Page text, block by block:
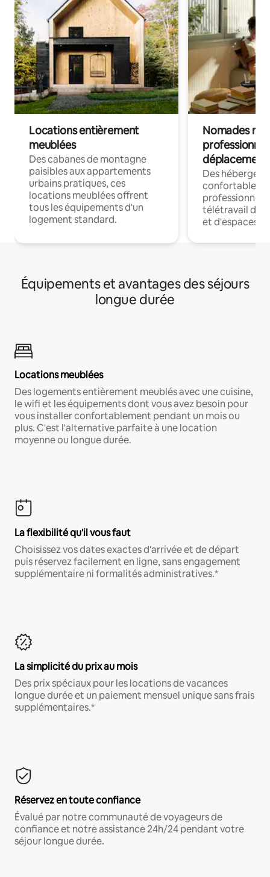
Locations entièrement
meublées
Des cabanes de montagne
paisibles aux appartements
urbains pratiques, ces
locations meublées offrent
tous les équipements d'un
logement standard.
Nomades
déplacement
Des
confortables
professionnels
télétravail
et d'espaces
Équipements et avantages des séjours
longue durée
Locations meublées
Des logements entièrement meublés avec une cuisine,
le wifi et les équipements dont vous avez besoin pour
vous installer confortablement pendant un mois ou
plus. C'est l'alternative parfaite à une location
moyenne ou longue durée.
La flexibilité qu'il vous faut
Choisissez vos dates exactes d'arrivée et de départ
puis réservez facilement en ligne, sans engagement
supplémentaire ni formalités administratives.*
La simplicité du prix au mois
Des prix spéciaux pour les locations de vacances
longue durée et un paiement mensuel unique sans frais
supplémentaires.*
Réservez en toute confiance
Évalué par notre communauté de voyageurs de
confiance et notre assistance 24h/24 pendant votre
séjour longue durée.